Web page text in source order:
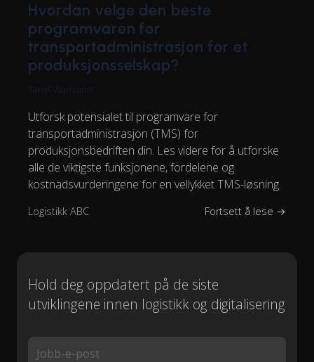
Hvordan velge den beste
programvaren for
transportadministrasjon for et
produksjonsselskap?
Tanel Vaarmann
Utforsk potensialet til programvare for
transportadministrasjon (TMS) for
produksjonsbedriften din. Les videre for å utforske
alle de viktigste funksjonene, fordelene og
kostnadsvurderingene for en vellykket TMS-løsning.
Logistikk ABC Fortsett å lese →
Hold deg oppdatert på de siste
utviklingene innen logistikk og digitalisering
Jobb-e-post